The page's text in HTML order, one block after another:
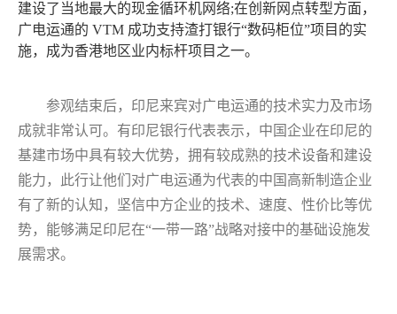
建设了当地最大的现金循环机网络;在创新网点转型方面，
广电运通的 VTM 成功支持渣打银行“数码柜位”项目的实
施，成为香港地区业内标杆项目之一。
参观结束后，印尼来宾对广电运通的技术实力及市场
成就非常认可。有印尼银行代表表示，中国企业在印尼的
基建市场中具有较大优势，拥有较成熟的技术设备和建设
能力，此行让他们对广电运通为代表的中国高新制造企业
有了新的认知，坚信中方企业的技术、速度、性价比等优
势，能够满足印尼在“一带一路”战略对接中的基础设施发
展需求。